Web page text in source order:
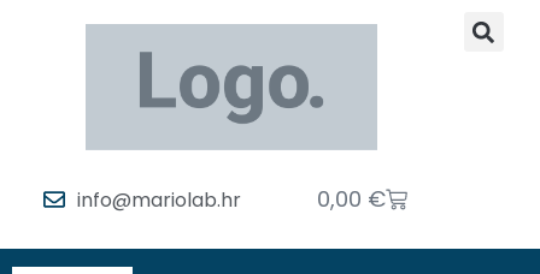
info@mariolab.hr 0,00 €